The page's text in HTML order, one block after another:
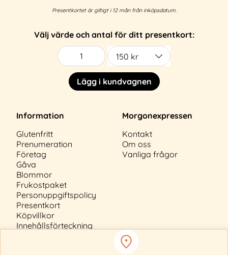
Presentkortet är giltigt i 12 mån från inköpsdatum.
Välj värde och antal för ditt presentkort:
Lägg i kundvagnen
Information
Glutenfritt
Prenumeration
Företag
Gåva
Blommor
Frukostpaket
Personuppgiftspolicy
Presentkort
Köpvillkor
Innehållsförteckning
Morgonexpressen
Kontakt
Om oss
Vanliga frågor